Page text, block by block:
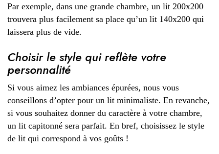
Par exemple, dans une grande chambre, un lit 200x200
trouvera plus facilement sa place qu’un lit 140x200 qui
laissera plus de vide.
Choisir le style qui reflète votre
personnalité
Si vous aimez les ambiances épurées, nous vous
conseillons d’opter pour un lit minimaliste. En revanche,
si vous souhaitez donner du caractère à votre chambre,
un lit capitonné sera parfait. En bref, choisissez le style
de lit qui correspond à vos goûts !